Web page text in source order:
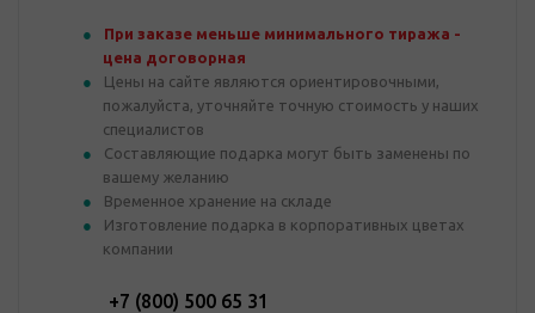
При заказе меньше минимального тиража -
цена договорная
Цены на сайте являются ориентировочными,
пожалуйста, уточняйте точную стоимость у наших
специалистов
Составляющие подарка могут быть заменены по
вашему желанию
Временное хранение на складе
Изготовление подарка в корпоративных цветах
компании
+7 (800) 500 65 31